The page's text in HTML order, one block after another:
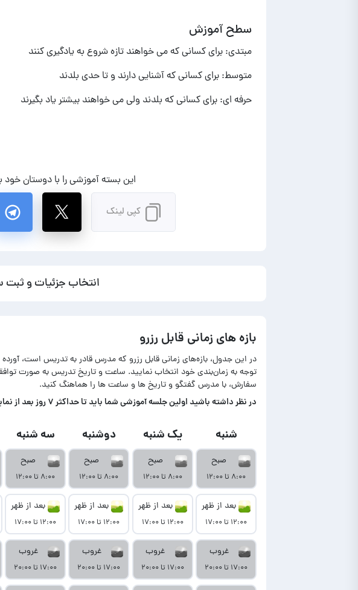
سطح آموزش
مبتدی: برای کسانی که می خواهند تازه شروع به یادگیری کنند
متوسط: برای کسانی که آشنایی دارند و تا حدی بلدند
حرفه ای: برای کسانی که بلدند ولی می خواهند بیشتر یاد بگیرند
این بسته آموزشی را با دوستان خود
کپی لینک
انتخاب جزئیات و
بازه های زمانی قابل رزرو
در این جدول، بازه‌های زمانی قابل رزرو که مدرس قادر به تدریس است،
توجه به زمان‌بندی خود انتخاب نمایید. ساعت و تاریخ تدریس به صورت
سفارش، با مدرس گفتگو و تاریخ ها و ساعت ها را هماهنگ کنید.
در‌ نظر داشته باشید اولین جلسه آموزشی شما باید تا حداکثر ۷ روز بعد از نمایش آموزش برگزار گردد.
شنبه
صبح
۸:۰۰ تا ۱۲:۰۰
بعد از ظهر
۱۲:۰۰ تا ۱۷:۰۰
غروب
۱۷:۰۰ تا ۲۰:۰۰
یک شنبه
صبح
۸:۰۰ تا ۱۲:۰۰
بعد از ظهر
۱۲:۰۰ تا ۱۷:۰۰
غروب
۱۷:۰۰ تا ۲۰:۰۰
دوشنبه
صبح
۸:۰۰ تا ۱۲:۰۰
بعد از ظهر
۱۲:۰۰ تا ۱۷:۰۰
غروب
۱۷:۰۰ تا ۲۰:۰۰
سه شنبه
صبح
۸:۰۰ تا ۱۲:۰۰
بعد از ظهر
۱۲:۰۰ تا ۱۷:۰۰
غروب
۱۷:۰۰ تا ۲۰:۰۰